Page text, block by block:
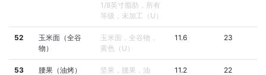
1/8英寸脂肪，所有
等级，未加工（U）
52
玉米面（全谷
物）
玉米面，全谷物，
黄色（U）
11.6 23
53 腰果（油烤）
坚果，腰果，油
11.2 22